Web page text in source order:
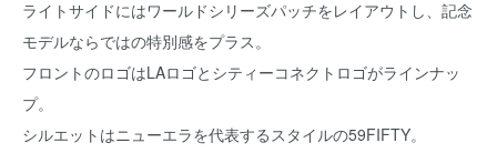
ライトサイドにはワールドシリーズパッチをレイアウトし、記念
モデルならではの特別感をプラス。
フロントのロゴはLAロゴとシティーコネクトロゴがラインナッ
プ。
シルエットはニューエラを代表するスタイルの59FIFTY。